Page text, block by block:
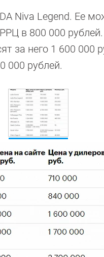
Niva Legend. Ее
в 800 000
за него 1 600 000
000 рублей.